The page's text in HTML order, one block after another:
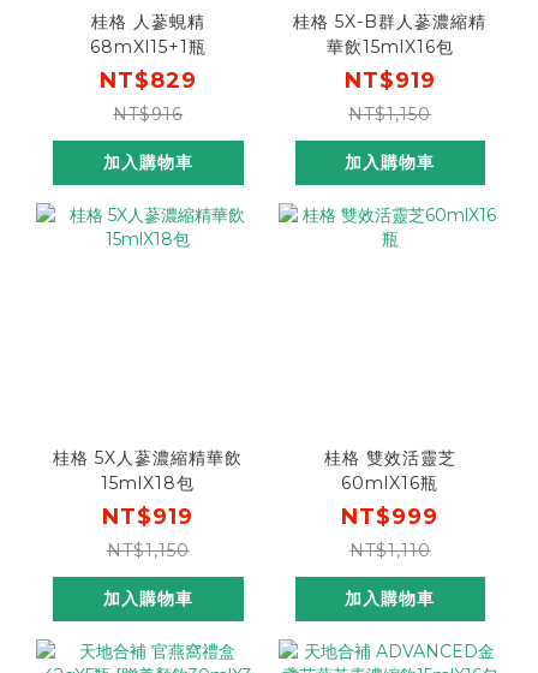
桂格 人蔘蜆精
68mXl15+1瓶
NT$829
NT$916
加入購物車
桂格 5X-B群人蔘濃縮精
華飲15mlX16包
NT$919
NT$1,150
加入購物車
桂格 5X人蔘濃縮精華飲
15mlX18包
NT$919
NT$1,150
加入購物車
桂格 雙效活靈芝
60mlX16瓶
NT$999
NT$1,110
加入購物車